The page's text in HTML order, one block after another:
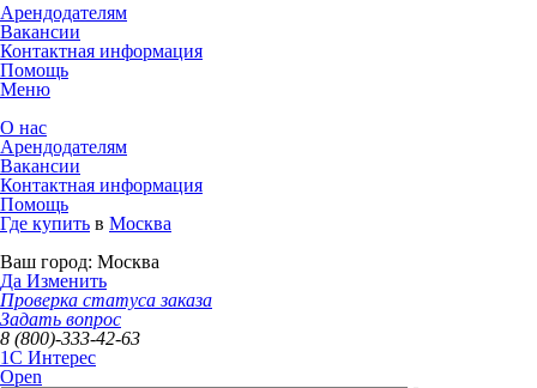
Арендодателям
Вакансии
Контактная информация
Помощь
Меню
О нас
Арендодателям
Вакансии
Контактная информация
Помощь
Где купить в Москва
Ваш город: Москва
Да Изменить
Проверка статуса заказа
Задать вопрос
8 (800)-333-42-63
1C Интерес
Open